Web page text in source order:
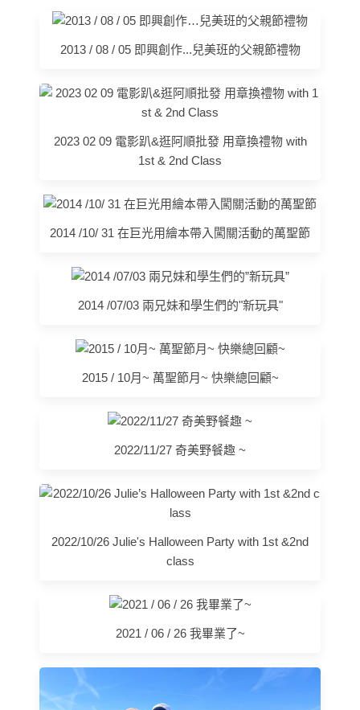
2013 / 08 / 05 即興創作...兒美班的父親節禮物
2023 02 09 電影趴&逛阿順批發 用章換禮物 with
1st & 2nd Class
2014 /10/ 31 在巨光用繪本帶入闖關活動的萬聖節
2014 /07/03 兩兄妹和學生們的"新玩具"
2015 / 10月~ 萬聖節月~ 快樂總回顧~
2022/11/27 奇美野餐趣 ~
2022/10/26 Julie's Halloween Party with 1st &2nd
class
2021 / 06 / 26 我畢業了~